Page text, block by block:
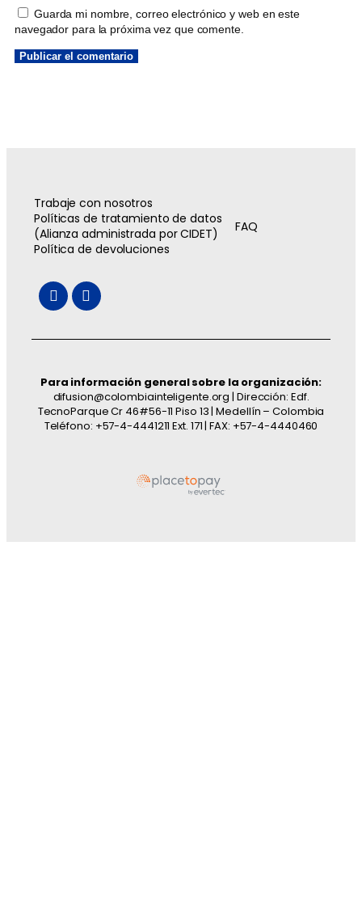
Guarda mi nombre, correo electrónico y web en este
navegador para la próxima vez que comente.
Trabaje con nosotros
Políticas de tratamiento de datos
(Alianza administrada por CIDET)
FAQ
Política de devoluciones
Para información general sobre la organización:
difusion@colombiainteligente.org | Dirección: Edf.
TecnoParque Cr 46#56-11 Piso 13 | Medellín – Colombia
Teléfono: +57-4-4441211 Ext. 171 | FAX: +57-4-4440460